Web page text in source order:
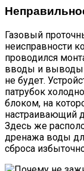
Газовый
неисправности
проводился
вводы и выводы
не будет.
патрубок
блоком, на
настраивающий
Здесь же
дренажа воды
сброса